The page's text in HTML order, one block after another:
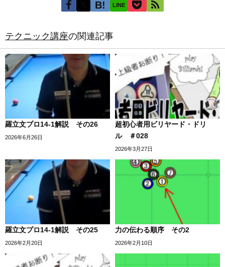
LINE
テクニック講座の関連記事
羅立文プロ14-1解説 その26
2026年6月26日
超初心者用ビリヤード・ドリ
ル ＃028
2026年3月27日
羅立文プロ14-1解説 その25
2026年2月20日
力の伝わる順序 その2
2026年2月10日